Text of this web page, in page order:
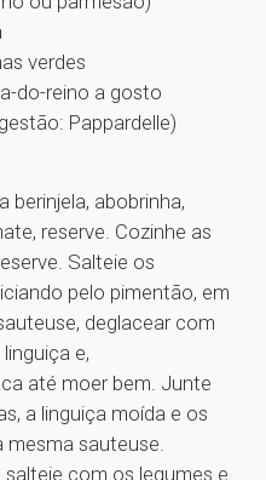
verdes
do-reino a gosto
Pappardelle)
berinjela, abobrinha,
reserve. Cozinhe as
Salteie os
pelo pimentão, em
deglacear com
e,
até moer bem. Junte
a linguiça moída e os
sauteuse.
com os legumes e